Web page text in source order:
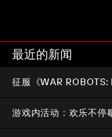
最近的新闻
征服《WAR ROBOTS:
游戏内活动：欢乐不停